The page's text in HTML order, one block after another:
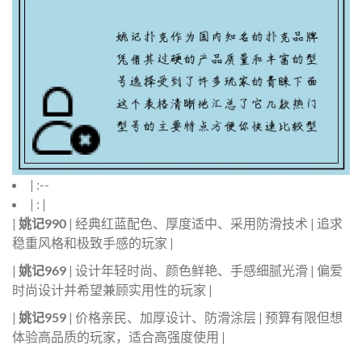
| :--
| : |
| 姚记990 | 经典红蓝配色、厚度适中、采用防滑技术 | 追求
稳重风格和极致手感的玩家 |
| 姚记969 | 设计年轻时尚、颜色鲜艳、手感细腻光滑 | 偏爱
时尚设计并希望兼顾实用性的玩家 |
| 姚记959 | 价格亲民、加厚设计、防滑涂层 | 预算有限但想
体验高品质的玩家，适合高强度使用 |